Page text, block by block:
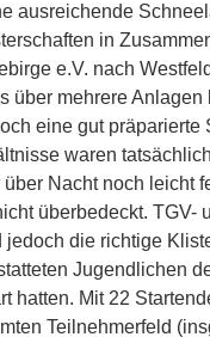
ausreichende
in
e.V. nach
über mehrere Anlagen
eine gut präparierte
waren
Nacht noch leicht
überbedeckt. TGV-
jedoch die richtige
Jugendlichen
hatten. Mit 22
Teilnehmerfeld